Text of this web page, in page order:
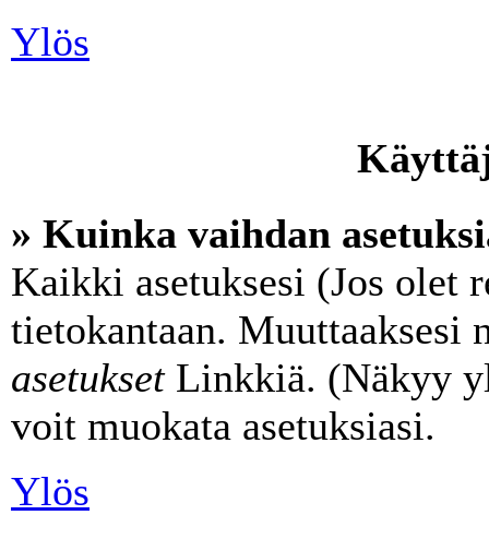
Ylös
» Kuinka vaihdan
Kaikki asetuksesi (Jos olet
tietokantaan.
asetuksetLinkkiä. (Näkyy
voit muokata asetuksiasi.
Ylös